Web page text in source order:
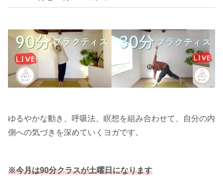
ゆるやかな動き、呼吸法、瞑想を組み合わせて、自分の内
側への気づきを深めていくヨガです。
※今月は90分クラスが土曜日になります